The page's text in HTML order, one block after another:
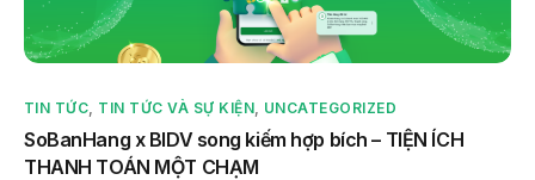
TIN TỨC TIN TỨC VÀ SỰ KIỆN, UNCATEGORIZED
SoBanHang x BIDV song kiếm hợp bích – TIỆN ÍCH
THANH TOÁN MỘT CHẠM